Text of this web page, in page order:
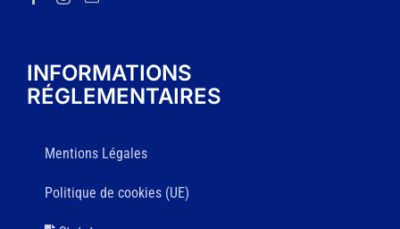
INFORMATIONS
RÉGLEMENTAIRES
Mentions Légales
Politique de cookies (UE)